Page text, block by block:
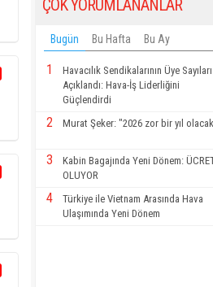
ÇOK YORUMLANANLAR
Bugün Bu Hafta Bu Ay
1
Havacılık Sendikalarının Üye Sayıları
Açıklandı: Hava-İş Liderliğini
Güçlendirdi
2 Murat Şeker: "2026 zor bir yıl
3
Kabin Bagajında Yeni Dönem:
OLUYOR
4
Türkiye ile Vietnam Arasında Hava
Ulaşımında Yeni Dönem